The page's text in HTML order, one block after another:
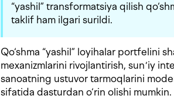
“yashil” transformatsiya qilish
taklif ham ilgari surildi.
Qo‘shma “yashil” loyihalar portfelini
mexanizmlarini rivojlantirish, sunʼiy
sanoatning ustuvor tarmoqlarini
sifatida dasturdan o‘rin olishi mumkin.